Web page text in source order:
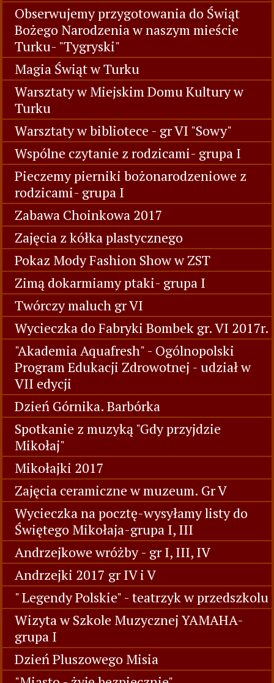
Obserwujemy przygotowania do Świąt
Bożego Narodzenia w naszym mieście
Turku- "Tygryski"
Magia Świąt w Turku
Warsztaty w Miejskim Domu Kultury w
Turku
Warsztaty w bibliotece - gr VI "Sowy"
Wspólne czytanie z rodzicami- grupa I
Pieczemy pierniki bożonarodzeniowe z
rodzicami- grupa I
Zabawa Choinkowa 2017
Zajęcia z kółka plastycznego
Pokaz Mody Fashion Show w ZST
Zimą dokarmiamy ptaki- grupa I
Twórczy maluch gr VI
Wycieczka do Fabryki Bombek gr. VI 2017r.
"Akademia Aquafresh" - Ogólnopolski
Program Edukacji Zdrowotnej - udział w
VII edycji
Dzień Górnika. Barbórka
Spotkanie z muzyką "Gdy przyjdzie
Mikołaj"
Mikołajki 2017
Zajęcia ceramiczne w muzeum. Gr V
Wycieczka na pocztę-wysyłamy listy do
Świętego Mikołaja-grupa I, III
Andrzejkowe wróżby - gr I, III, IV
Andrzejki 2017 gr IV i V
" Legendy Polskie" - teatrzyk w przedszkolu
Wizyta w Szkole Muzycznej YAMAHA-
grupa I
Dzień Pluszowego Misia